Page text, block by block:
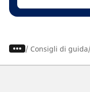
/ Consigli di guida